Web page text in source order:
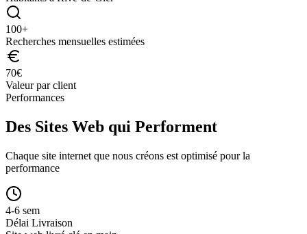
100+
Recherches mensuelles estimées
70€
Valeur par client
Performances
Des Sites Web qui Performent
Chaque site internet que nous créons est optimisé pour la
performance
4-6 sem
Délai Livraison